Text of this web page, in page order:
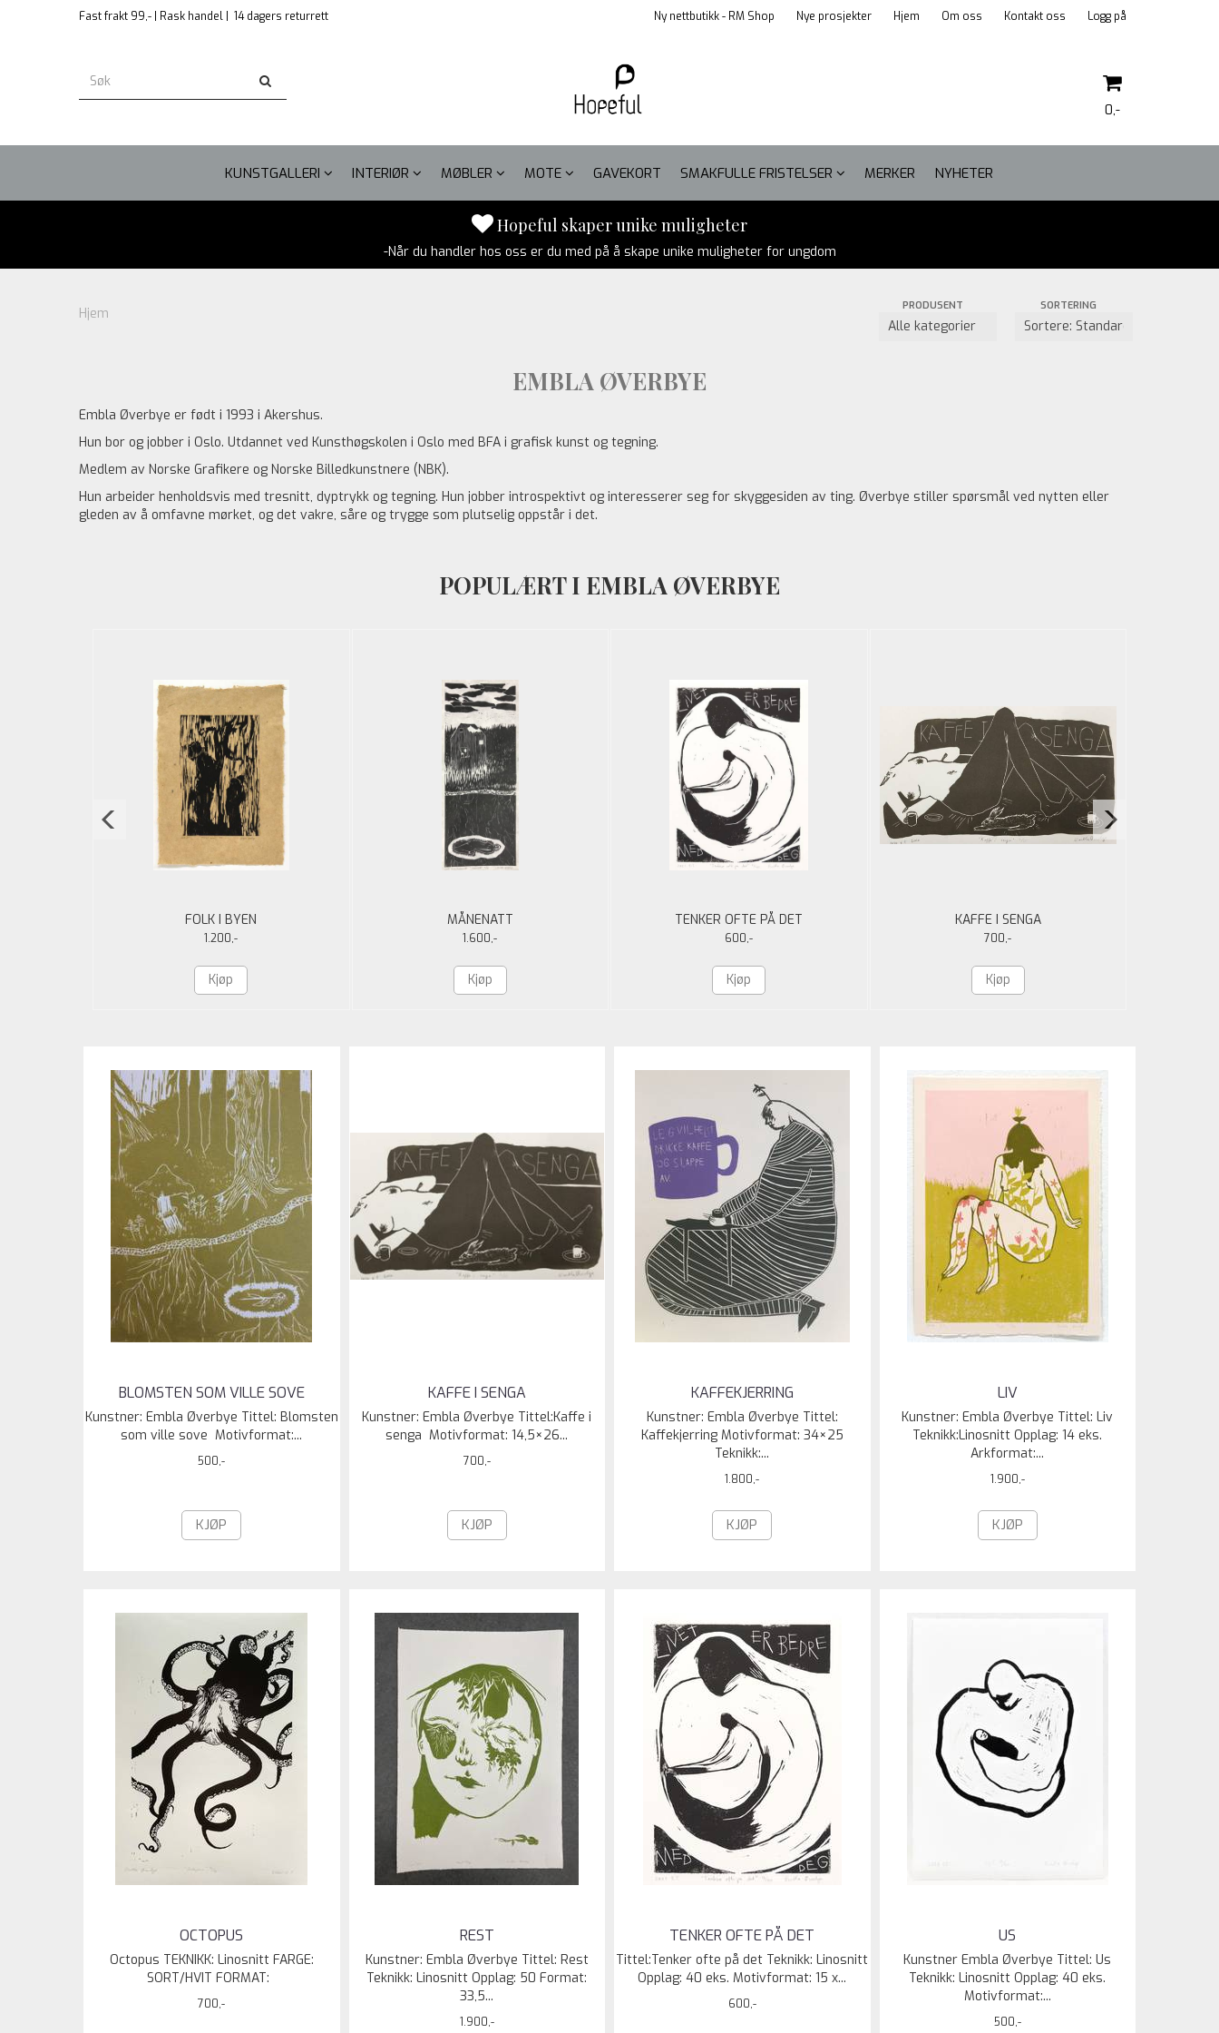
Fast frakt 99,- | Rask handel | 14 dagers returrett Ny nettbutikk - RM Shop Nye prosjekter Hjem Om oss Kontakt oss Logg på
0,-
KUNSTGALLERI INTERIØR MØBLER MOTE GAVEKORT SMAKFULLE FRISTELSER MERKER NYHETER
Hopeful skaper unike muligheter
-Når du handler hos oss er du med på å skape unike muligheter for ungdom
Hjem PRODUSENT SORTERING
EMBLA ØVERBYE
Embla Øverbye er født i 1993 i Akershus.
Hun bor og jobber i Oslo. Utdannet ved Kunsthøgskolen i Oslo med BFA i grafisk kunst og tegning.
Medlem av Norske Grafikere og Norske Billedkunstnere (NBK).
Hun arbeider henholdsvis med tresnitt, dyptrykk og tegning. Hun jobber introspektivt og interesserer seg for skyggesiden av ting. Øverbye stiller spørsmål ved nytten eller
gleden av å omfavne mørket, og det vakre, såre og trygge som plutselig oppstår i det.
POPULÆRT I EMBLA ØVERBYE
FOLK I BYEN
1.200,-
Kjøp
MÅNENATT
1.600,-
Kjøp
TENKER OFTE PÅ DET
600,-
Kjøp
KAFFE I SENGA
700,-
Kjøp
BLOMSTEN SOM VILLE SOVE
Kunstner: Embla Øverbye Tittel: Blomsten
som ville sove Motivformat:...
500,-
KJØP
KAFFE I SENGA
Kunstner: Embla Øverbye Tittel:Kaffe i
senga Motivformat: 14,5×26...
700,-
KJØP
KAFFEKJERRING
Kunstner: Embla Øverbye Tittel:
Kaffekjerring Motivformat: 34×25
Teknikk:...
1.800,-
KJØP
LIV
Kunstner: Embla Øverbye Tittel: Liv
Teknikk:Linosnitt Opplag: 14 eks.
Arkformat:...
1.900,-
KJØP
OCTOPUS
Octopus TEKNIKK: Linosnitt FARGE:
SORT/HVIT FORMAT:
700,-
REST
Kunstner: Embla Øverbye Tittel: Rest
Teknikk: Linosnitt Opplag: 50 Format:
33,5...
1.900,-
TENKER OFTE PÅ DET
Tittel:Tenker ofte på det Teknikk: Linosnitt
Opplag: 40 eks. Motivformat: 15 x...
600,-
US
Kunstner Embla Øverbye Tittel: Us
Teknikk: Linosnitt Opplag: 40 eks.
Motivformat:...
500,-